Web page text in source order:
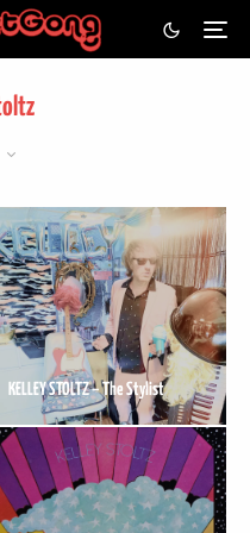
KELLEY STOLTZ – The Stylist